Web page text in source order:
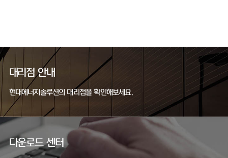
대리점 안내
현대에너지솔루션의 대리점을 확인해보세요.
다운로드 센터